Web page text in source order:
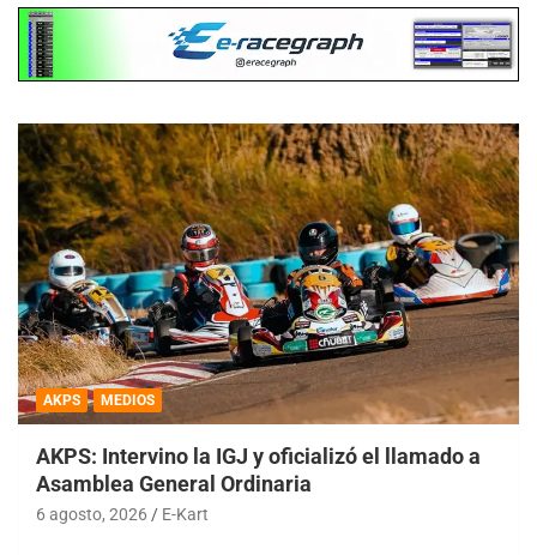
AKPS MEDIOS
AKPS: Intervino la IGJ y oficializó el llamado a
Asamblea General Ordinaria
6 agosto, 2026 E-Kart